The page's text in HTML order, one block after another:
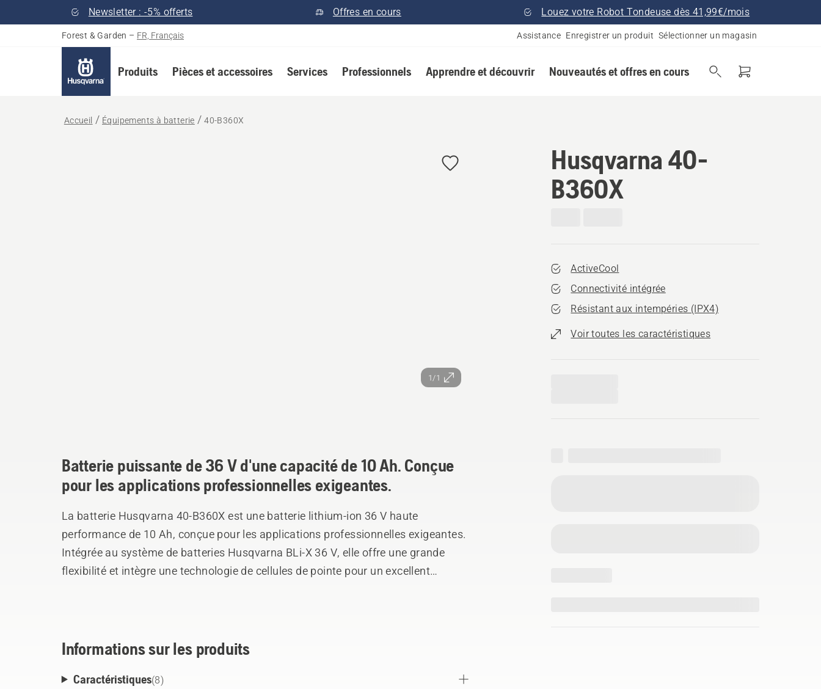
Newsletter : -5% offerts Offres en cours Louez votre Robot Tondeuse dès 41,99€/mois
Forest & Garden – FR, Français Assistance Enregistrer un produit Sélectionner un magasin
Produits Pièces et accessoires Services Professionnels Apprendre et découvrir Nouveautés et offres en cours
Accueil Équipements à batterie 40-B360X
1/1
Husqvarna 40-
B360X
ActiveCool
Connectivité intégrée
Résistant aux intempéries (IPX4)
Voir toutes les caractéristiques
Batterie puissante de 36 V d'une capacité de 10 Ah. Conçue
pour les applications professionnelles exigeantes.
La batterie Husqvarna 40-B360X est une batterie lithium-ion 36 V haute
performance de 10 Ah, conçue pour les applications professionnelles exigeantes.
Intégrée au système de batteries Husqvarna BLi-X 36 V, elle offre une grande
flexibilité et intègre une technologie de cellules de pointe pour un excellent
performances et prolongeant sa durée de vie. Compatible avec les services
Informations sur les produits
Caractéristiques(8)